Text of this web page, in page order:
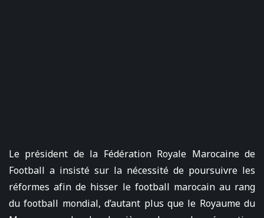
Le président de la Fédération Royale Marocaine de
Football a insisté sur la nécessité de poursuivre les
réformes afin de hisser le football marocain au rang
du football mondial, d’autant plus que le Royaume du